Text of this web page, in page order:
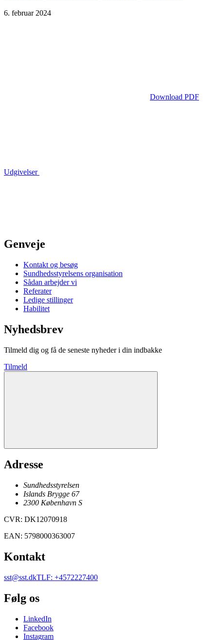
6. februar 2024
Download PDF
Udgivelser
Genveje
Kontakt og besøg
Sundhedsstyrelsens organisation
Sådan arbejder vi
Referater
Ledige stillinger
Habilitet
Nyhedsbrev
Tilmeld dig og få de seneste nyheder i din indbakke
Tilmeld
Adresse
Sundhedsstyrelsen
Islands Brygge 67
2300 København S
CVR: DK12070918
EAN: 5798000363007
Kontakt
sst@sst.dkTLF: +4572227400
Følg os
LinkedIn
Facebook
Instagram